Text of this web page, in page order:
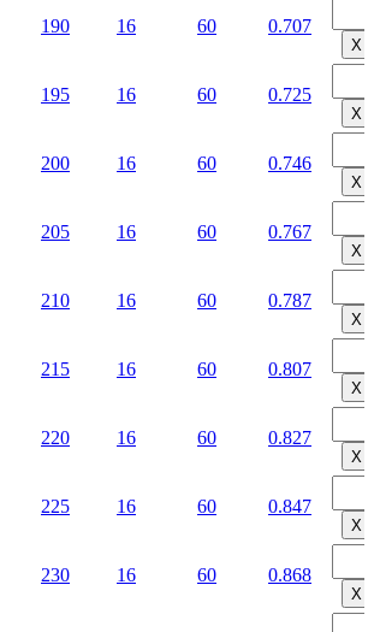
190 16 60 0.707
Х
195 16 60 0.725
Х
200 16 60 0.746
Х
205 16 60 0.767
Х
210 16 60 0.787
Х
215 16 60 0.807
Х
220 16 60 0.827
Х
225 16 60 0.847
Х
230 16 60 0.868
Х